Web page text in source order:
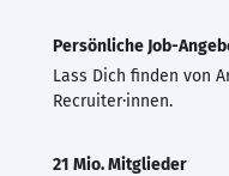
Persönliche Job-
Lass Dich finden von
Recruiter·innen.
21 Mio. Mitglieder